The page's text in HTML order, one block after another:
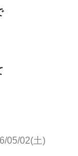
05/02(土)